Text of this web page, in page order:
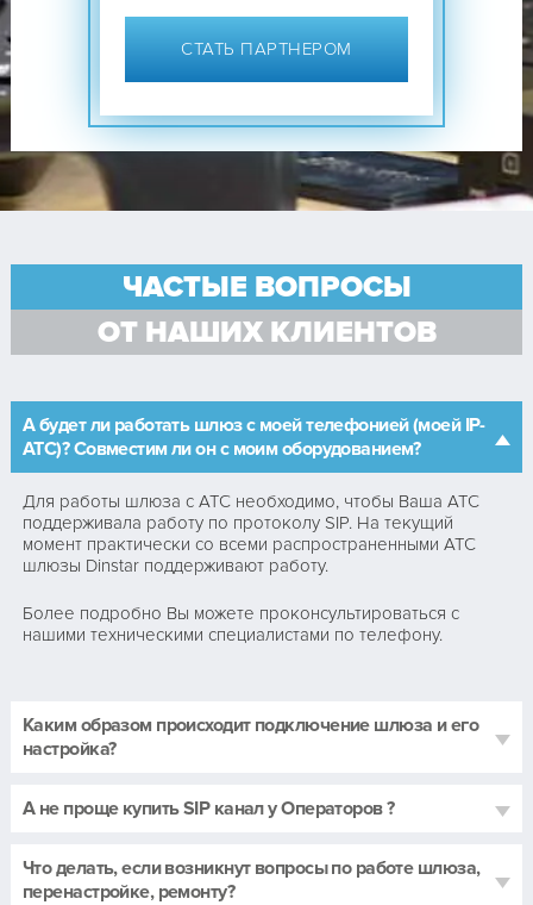
СТАТЬ ПАРТНЕРОМ
ЧАСТЫЕ ВОПРОСЫ
ОТ НАШИХ КЛИЕНТОВ
А будет ли работать шлюз с моей телефонией (моей IP-
АТС)? Совместим ли он с моим оборудованием?
Для работы шлюза с АТС необходимо, чтобы Ваша АТС
поддерживала работу по протоколу SIP. На текущий
момент практически со всеми распространенными АТС
шлюзы Dinstar поддерживают работу.
Более подробно Вы можете проконсультироваться с
нашими техническими специалистами по телефону.
Каким образом происходит подключение шлюза и его
настройка?
А не проще купить SIP канал у Операторов ?
Что делать, если возникнут вопросы по работе шлюза,
перенастройке, ремонту?